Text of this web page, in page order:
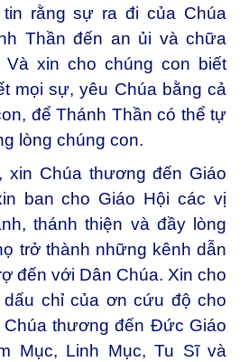
rằng sự ra đi của Chúa
Thần đến an ủi và chữa
Và xin cho chúng con biết
mọi sự, yêu Chúa bằng cả
để Thánh Thần có thể tự
lòng chúng con.
xin Chúa thương đến Giáo
ban cho Giáo Hội các vị
thánh thiện và đầy lòng
trở thành những kênh dẫn
đến với Dân Chúa. Xin cho
dấu chỉ của ơn cứu độ cho
thương đến Đức Giáo
Mục, Linh Mục, Tu Sĩ và